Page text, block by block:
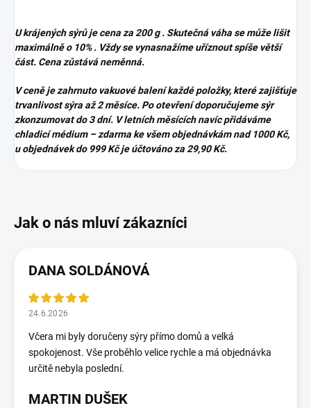
U krájených sýrů je cena za 200 g . Skutečná váha se může lišit
maximálně o 10% . Vždy se vynasnažíme uříznout spíše větší
část. Cena zůstává neměnná.
V ceně je zahrnuto vakuové balení každé položky, které zajišťuje
trvanlivost sýra až 2 měsíce. Po otevření doporučujeme sýr
zkonzumovat do 3 dní. V letních měsících navíc přidáváme
chladicí médium – zdarma ke všem objednávkám nad 1000 Kč,
u objednávek do 999 Kč je účtováno za 29,90 Kč.
DANA SOLDÁNOVÁ
24.6.2026
Včera mi byly doručeny sýry přímo domů a velká
spokojenost. Vše proběhlo velice rychle a má objednávka
určitě nebyla poslední.
MARTIN DUŠEK